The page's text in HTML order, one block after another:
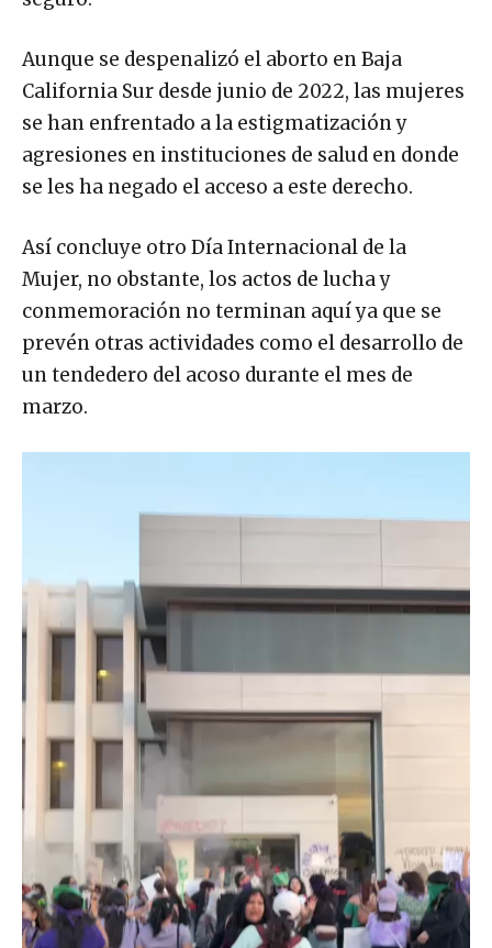
seguro.
Aunque se despenalizó el aborto en Baja
California Sur desde junio de 2022, las mujeres
se han enfrentado a la estigmatización y
agresiones en instituciones de salud en donde
se les ha negado el acceso a este derecho.
Así concluye otro Día Internacional de la
Mujer, no obstante, los actos de lucha y
conmemoración no terminan aquí ya que se
prevén otras actividades como el desarrollo de
un tendedero del acoso durante el mes de
marzo.